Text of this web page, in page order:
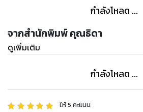
“ฉันบอกเธอตั้งหลายครั้ง เธอจะพร้อมหรือ
หรือไม่ยอม เธอก็ต้องทำ ทำเพื่อฉัน” ภคิ
กับสองถันนั้นอีกครั้ง
“ฮือ... อึก... พี่นัย รินกำลังจะแต่งงานค่ะ ริ
ทอง แล้วรินจะไปให้พ้นหน้าของพี่” ปารา
เสียใจ
กำลังโหลด ...
จากสำนักพิมพ์ คุณธิดา
ดูเพิ่มเติม
กำลังโหลด ...
ให้5 คะแนน